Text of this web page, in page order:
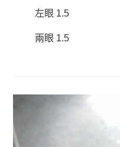
左眼 1.5
兩眼 1.5